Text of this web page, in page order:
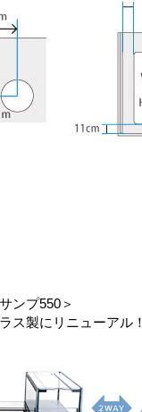
ンプ550＞
ス製にリニューアル！